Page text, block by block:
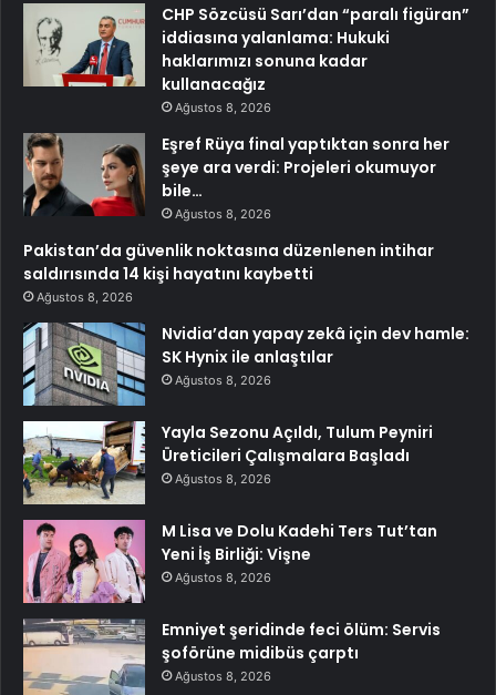
CHP Sözcüsü Sarı’dan “paralı figüran”
iddiasına yalanlama: Hukuki
haklarımızı sonuna kadar
kullanacağız
Ağustos 8, 2026
Eşref Rüya final yaptıktan sonra her
şeye ara verdi: Projeleri okumuyor
bile…
Ağustos 8, 2026
Pakistan’da güvenlik noktasına düzenlenen intihar
saldırısında 14 kişi hayatını kaybetti
Ağustos 8, 2026
Nvidia’dan yapay zekâ için dev hamle:
SK Hynix ile anlaştılar
Ağustos 8, 2026
Yayla Sezonu Açıldı, Tulum Peyniri
Üreticileri Çalışmalara Başladı
Ağustos 8, 2026
M Lisa ve Dolu Kadehi Ters Tut’tan
Yeni İş Birliği: Vişne
Ağustos 8, 2026
Emniyet şeridinde feci ölüm: Servis
şoförüne midibüs çarptı
Ağustos 8, 2026